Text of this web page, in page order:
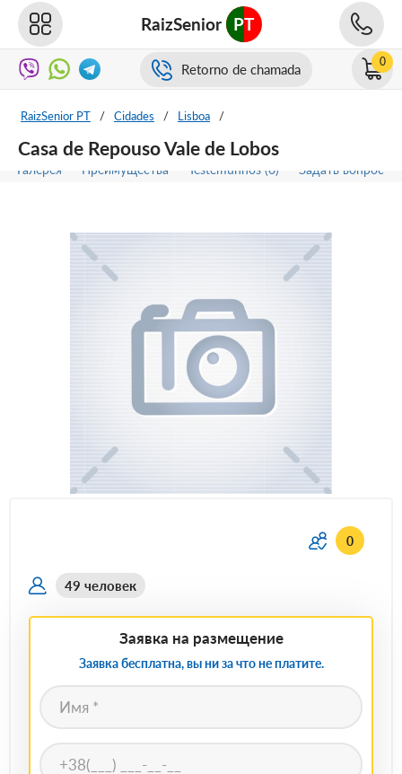
RaizSenior PT
Retorno de chamada 0
RaizSenior PT / Cidades / Lisboa /
Casa de Repouso Vale de Lobos
Галерея Преимущества Testemunhos (0) Задать вопрос
0
49 человек
Заявка на размещение
Заявка бесплатна, вы ни за что не платите.